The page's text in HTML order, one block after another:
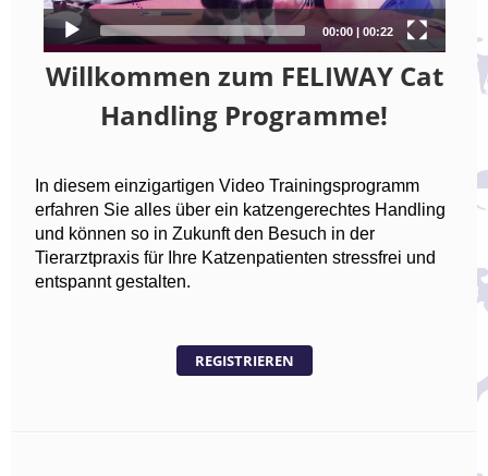
Willkommen zum FELIWAY Cat
Handling Programme!
In diesem einzigartigen Video Trainingsprogramm
erfahren Sie alles über ein katzengerechtes Handling
und können so in Zukunft den Besuch in der
Tierarztpraxis für Ihre Katzenpatienten stressfrei und
entspannt gestalten.
REGISTRIEREN